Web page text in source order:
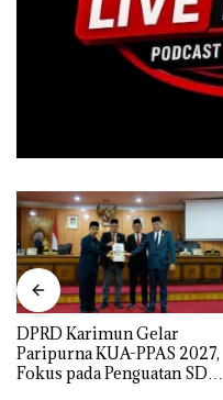
DPRD Karimun Gelar
Paripurna KUA-PPAS 2027,
Fokus pada Penguatan SDM,